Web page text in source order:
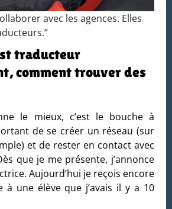
avec les agences. Elles
traducteur
comment trouver des
le mieux, c’est le bouche à
de se créer un réseau (sur
et de rester en contact avec
que je me présente, j’annonce
Aujourd’hui je reçois encore
à une élève que j’avais il y a 10